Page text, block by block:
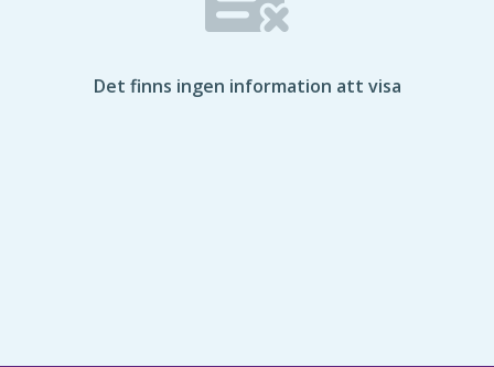
Det finns ingen information att visa